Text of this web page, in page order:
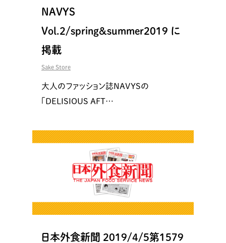
NAVYS
Vol.2/spring&summer2019 に
掲載
Sake Store
大人のファッション誌NAVYSの
「DELISIOUS AFT…
日本外食新聞 2019/4/5第1579